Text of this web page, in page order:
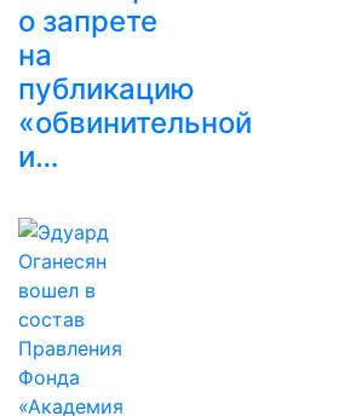
о запрете
на
публикацию
«обвинительной
и…